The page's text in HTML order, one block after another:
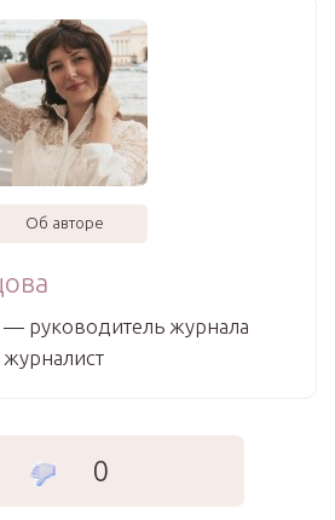
Об авторе
— руководитель журнала
журналист
0